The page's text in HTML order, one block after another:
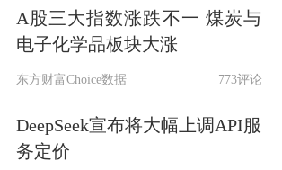
出寒武纪的规模约在100亿
不过，有业内人士指出，
者而言，无需过度担忧短
基金的核心价值在于跟踪
A股三大指数涨跌不一 煤炭与
电子化学品板块大涨
东方财富Choice数据 773评论
DeepSeek宣布将大幅上调API服
务定价